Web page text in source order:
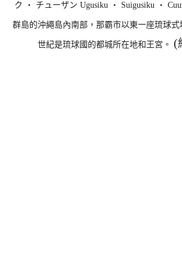
ク ‧ チューザン Ugusiku ‧ Suigusiku ‧
群島的沖繩島內南部，那霸市以東一座琉球式
世紀是琉球國的都城所在地和王宮。 (